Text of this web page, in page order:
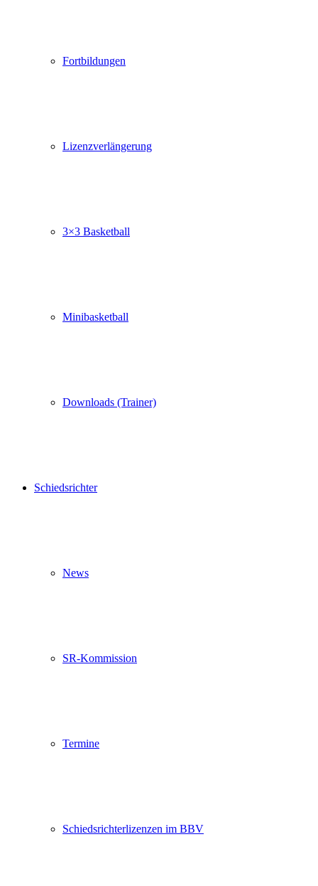
Fortbildungen
Lizenzverlängerung
3×3 Basketball
Minibasketball
Downloads (Trainer)
Schiedsrichter
News
SR-Kommission
Termine
Schiedsrichterlizenzen im BBV